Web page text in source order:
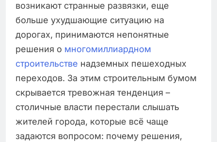
возникают странные развязки, еще
больше ухудшающие ситуацию на
дорогах, принимаются непонятные
решения о многомиллиардном
строительстве надземных пешеходных
переходов. За этим строительным бумом
скрывается тревожная тенденция –
столичные власти перестали слышать
жителей города, которые всё чаще
задаются вопросом: почему решения,